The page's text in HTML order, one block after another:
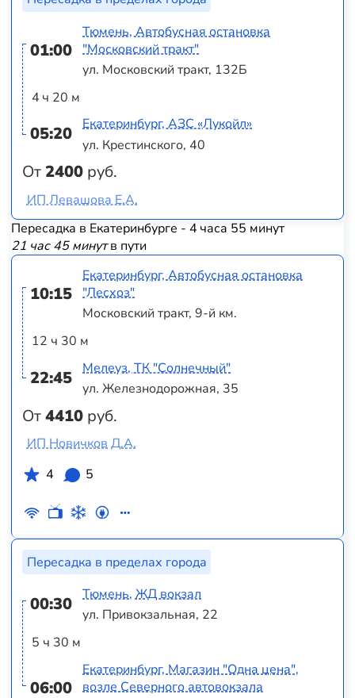
01:00
4 ч 20 м
05:20
От2400 руб.
Тюмень, Автобусная остановка
"Московский тракт"
ул. Московский тракт, 132Б
Екатеринбург, АЗС «Лукойл»
ул. Крестинского, 40
ИП Левашова Е.А.
Пересадка в Екатеринбурге - 4 часа 55 минут
21 час 45 минутв пути
10:15
12 ч 30 м
22:45
От4410 руб.
Екатеринбург, Автобусная остановка
"Лесхоз"
Московский тракт, 9-й км.
Мелеуз, ТК "Солнечный"
ул. Железнодорожная, 35
ИП Новичков Д.А.
4
5
Пересадка в пределах города
00:30
5 ч 30 м
06:00
Тюмень, ЖД вокзал
ул. Привокзальная, 22
Екатеринбург, Магазин "Одна цена",
возле Северного автовокзала